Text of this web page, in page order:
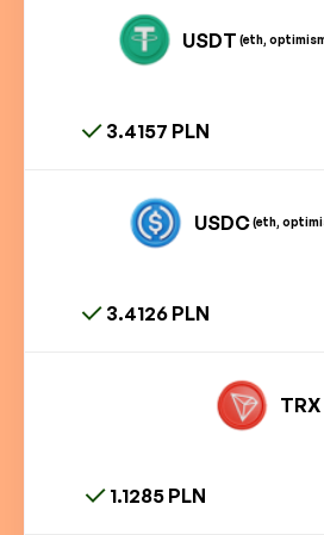
USDT (eth,
3.4157 PLN
USDC(eth,
3.4126 PLN
TRX
1.1285 PLN